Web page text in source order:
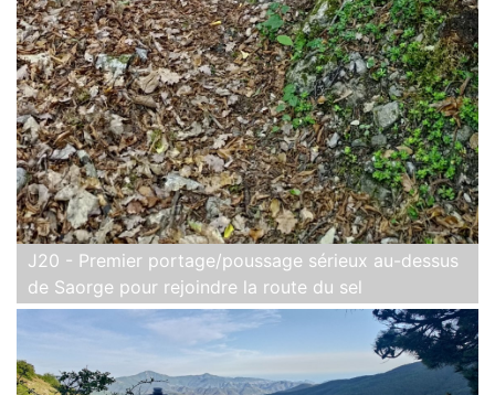
J20 - Premier portage/poussage sérieux au-dessus
de Saorge pour rejoindre la route du sel